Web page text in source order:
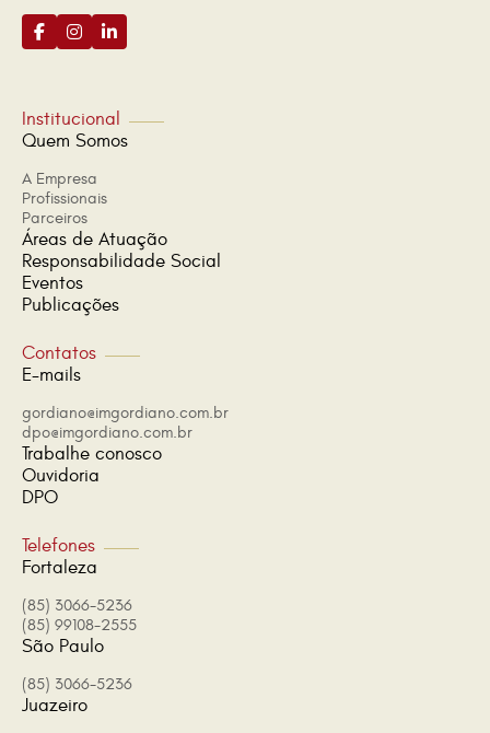
Institucional
Quem Somos
A Empresa
Profissionais
Parceiros
Áreas de Atuação
Responsabilidade Social
Eventos
Publicações
Contatos
E-mails
gordiano@imgordiano.com.br
dpo@imgordiano.com.br
Trabalhe conosco
Ouvidoria
DPO
Telefones
Fortaleza
(85) 3066-5236
(85) 99108-2555
São Paulo
(85) 3066-5236
Juazeiro